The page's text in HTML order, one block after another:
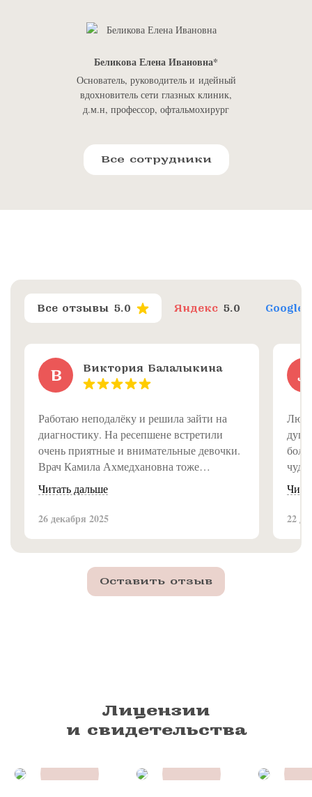
Беликова Елена Ивановна
Основатель, руководитель и идейный
вдохновитель сети глазных клиник,
д.м.н, профессор, офтальмохирург
Все сотрудники
Все отзывы 5.0 Яндекс 5.0 Google
В Виктория Балалыкина
Работаю неподалёку и решила зайти на
диагностику. На ресепшене встретили
очень приятные и внимательные девочки.
Врач Камила Ахмедхановна тоже
замечательная, всё объяснила доступно и
подробно. Впечатление от клиники самое
приятное, рекомендую!
Читать дальше
26 декабря 2025
Л
22
Оставить отзыв
Лицензии
и свидетельства